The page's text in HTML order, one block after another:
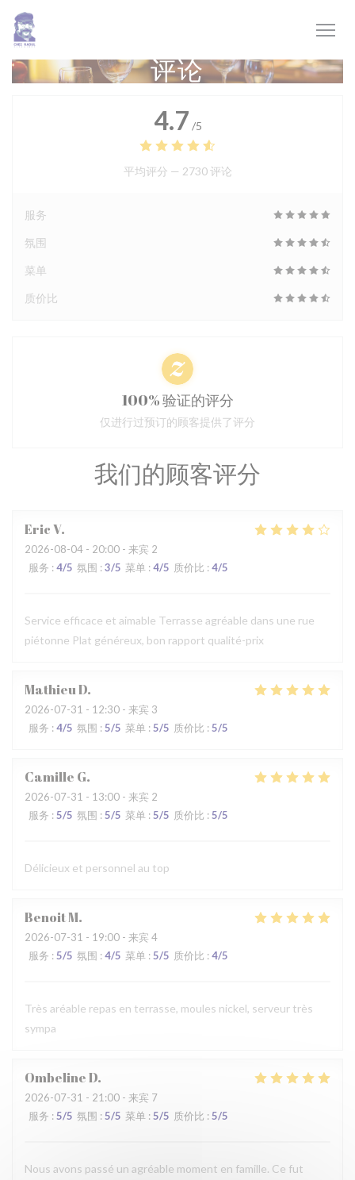
Cookie管理面板
评论
我们的顾客评分
EricV
2026-08-04 - 20:00 - 来宾 2
服务 : 4/5 氛围 : 3/5 菜单 : 4/5 质价比 : 4/5
Service efficace et aimable Terrasse agréable dans une rue
piétonne Plat généreux, bon rapport qualité-prix
MathieuD
2026-07-31 - 12:30 - 来宾 3
服务 : 4/5 氛围 : 5/5 菜单 : 5/5 质价比 : 5/5
Camille G
2026-07-31 - 13:00 - 来宾 2
服务 : 5/5 氛围 : 5/5 菜单 : 5/5 质价比 : 5/5
Délicieux et personnel au top
BenoitM
2026-07-31 - 19:00 - 来宾 4
服务 : 5/5 氛围 : 4/5 菜单 : 5/5 质价比 : 4/5
Très aréable repas en terrasse, moules nickel, serveur très
sympa
OmbelineD
2026-07-31 - 21:00 - 来宾 7
服务 : 5/5 氛围 : 5/5 菜单 :5/5 质价比 : 5/5
Nous avons passé un agréable moment en famille. Ce fut
4.7 /5
平均评分 — 2730 评论
服务
氛围
菜单
质价比
100% 验证的评分
仅进行过预订的顾客提供了评分